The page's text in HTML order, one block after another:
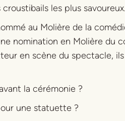
les plus savoureux.
au Molière de la
nomination en Molière du
en scène du spectacle,
la cérémonie ?
une statuette ?